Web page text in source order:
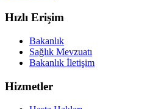
Hızlı Erişim
Bakanlık
Sağlık Mevzuatı
Bakanlık İletişim
Hizmetler